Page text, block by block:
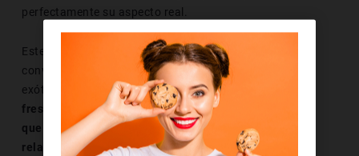
perfectamente su aspecto real.
Este emoticono se utiliza habitualmente en
conversaciones sobre alimentación saludable, frutas
exóticas o recetas veraniegas.El kiwi es símbolo de
frescura, sabor intenso y cuidado personal, por lo
que también puede estar presente en mensajes
relacionados con el bienestar o hábitos naturales.